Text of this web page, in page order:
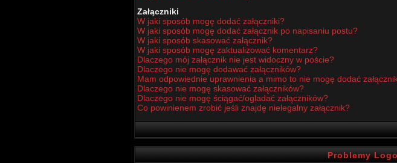
Załączniki
W jaki sposób mogę dodać załączniki?
W jaki sposób mogę dodać załącznik po napisaniu postu?
W jaki sposób skasować załącznik?
W jaki sposób mogę zaktualizować komentarz?
Dlaczego mój załącznik nie jest widoczny w poście?
Dlaczego nie mogę dodawać załączników?
Mam odpowiednie uprawnienia a mimo to nie mogę dodać
Dlaczego nie mogę skasować załączników?
Dlaczego nie mogę ściągać/ogladać załączników?
Co powinienem zrobić jeśli znajdę nielegalny załącznik?
Problemy